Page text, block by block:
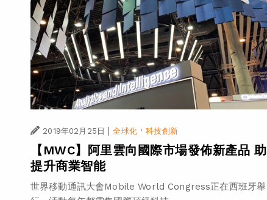
2019年02月25日 全球化·科技創新
【MWC】阿里雲向國際市場發佈新產品 助
提升商業智能
世界移動通訊大會Mobile World Congress正在西班牙舉